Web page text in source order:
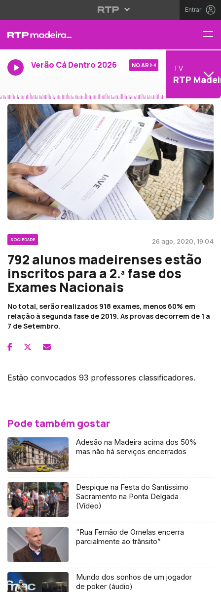
Entrar
Verão Cá Dentro 2026 NO AR TV
RTP
SOCIEDADE 26 ago, 2020, 19:04
792 alunos madeirenses estão
inscritos para a 2.ª fase dos
Exames Nacionais
No total, serão realizados 918 exames, menos 60% em
relação à segunda fase de 2019. As provas decorrem de 1 a
7 de Setembro.
Estão convocados 93 professores classificadores.
Pode também gostar
Adesão na Madeira acima dos 50%
mas não há serviços encerrados
Despique na Festa do Santíssimo
Sacramento na Ponta Delgada
(Vídeo)
“Rua Fernão de Ornelas encerra
parcialmente ao trânsito”
Mundo dos sonhos de um jogador
de poker (áudio)